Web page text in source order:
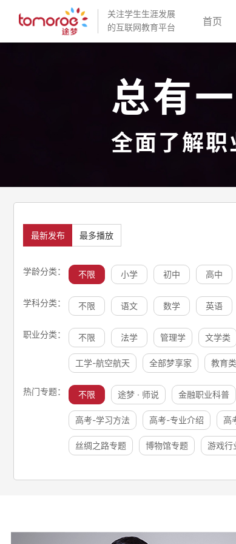
关注学生生涯发展
的互联网教育平台
首页
总有
全面了解职
最新发布 最多播放
学龄分类： 不限 小学 初中 高中
学科分类： 不限 语文 数学 英语
职业分类： 不限 法学 管理学 文学类
工学-航空航天 全部梦享家 教育
热门专题： 不限 途梦 · 师说 金融职业科普
高考-学习方法 高考-专业介绍 高
丝绸之路专题 博物馆专题 游戏行